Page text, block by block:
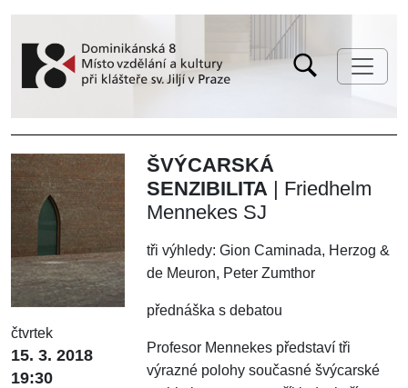
čtvrtek
15. 3. 2018
19:30
ŠVÝCARSKÁ
SENZIBILITA | Friedhelm
Mennekes SJ
tři výhledy: Gion Caminada, Herzog &
de Meuron, Peter Zumthor
přednáška s debatou
Profesor Mennekes představí tři
výrazné polohy současné švýcarské